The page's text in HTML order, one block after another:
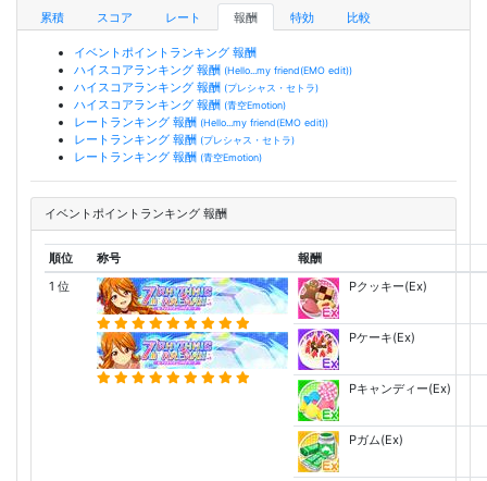
累積 スコア レート 報酬 特効 比較
イベントポイントランキング 報酬
ハイスコアランキング 報酬 (Hello...my friend(EMO edit))
ハイスコアランキング 報酬 (プレシャス・セトラ)
ハイスコアランキング 報酬 (青空Emotion)
レートランキング 報酬 (Hello...my friend(EMO edit))
レートランキング 報酬 (プレシャス・セトラ)
レートランキング 報酬 (青空Emotion)
イベントポイントランキング 報酬
順位 称号
報酬
1 位
Pクッキー(Ex)
Pケーキ(Ex)
Pキャンディー(Ex)
Pガム(Ex)